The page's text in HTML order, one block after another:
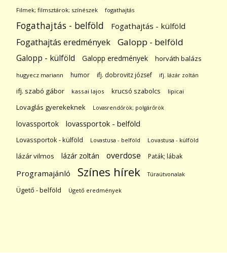
Filmek; filmsztárok; színészek fogathajtás
Fogathajtás - belföld Fogathajtás - külföld
Fogathajtás eredmények Galopp - belföld
Galopp - külföld Galopp eredmények horváth balázs
hugyecz mariann humor ifj. dobrovitz józsef ifj. lázár zoltán
ifj. szabó gábor kassai lajos krucsó szabolcs lipicai
Lovaglás gyerekeknek Lovasrendőrök; polgárőrök
lovassportok lovassportok - belföld
Lovassportok - külföld Lovastusa - belföld Lovastusa - külföld
lázár vilmos lázár zoltán overdose Paták; lábak
Programajánló Színes hírek Túraútvonalak
Ügető - belföld Ügető eredmények